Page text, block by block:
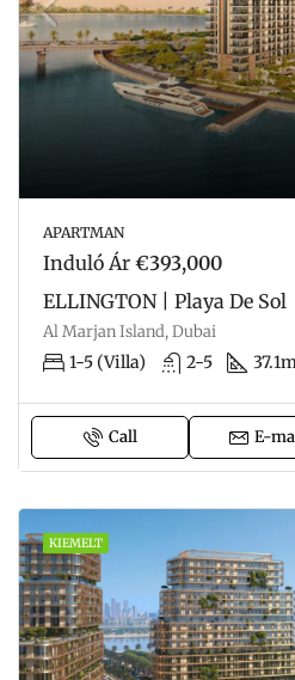
APARTMAN
Induló Ár €393,000
ELLINGTON | Playa De Sol
Al Marjan Island, Dubai
1-5 (Villa) 2-5
Call E-
KIEMELT